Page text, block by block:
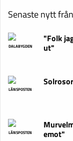
Senaste nytt
DALABYGDEN
"Folk
ut"
LÄNSPOSTEN
LÄNSPOSTEN emot"